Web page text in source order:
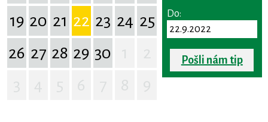
19 20 21 22 23 24 25
26 27 28 29 30
Do:
Pošli nám tip